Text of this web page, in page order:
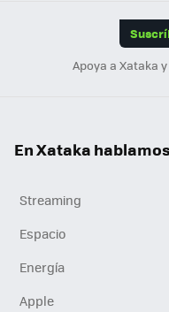
Apoya a Xataka
En Xataka
Streaming
Espacio
Energía
Apple